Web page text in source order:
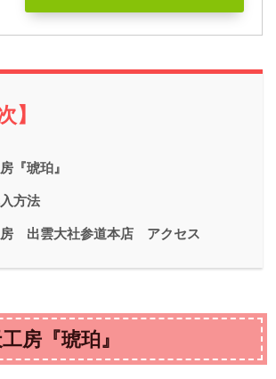
】
『琥珀』
方法
房 出雲大社参道本店 アクセス
房『琥珀』